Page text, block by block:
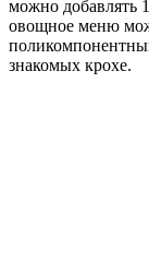
можно добавлять
овощное меню
знакомых крохе.